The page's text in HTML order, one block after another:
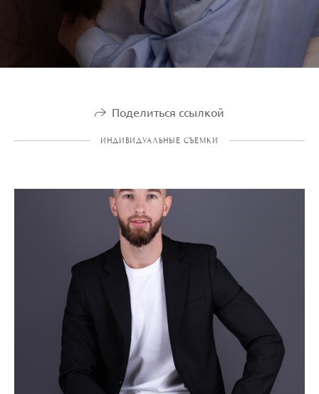
Поделиться ссылкой
ИНДИВИДУАЛЬНЫЕ СЪЕМКИ